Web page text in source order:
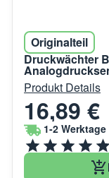
Originalteil
Druckwächter
Produkt Details
16,89 €
1-2 Werktage